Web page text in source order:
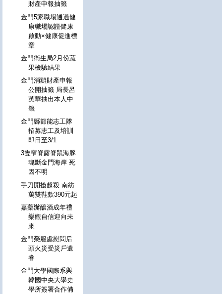
財產申報抽籤
金門5家職場通過健
康職場認證健康
啟動×健康促進標
章
金門衛生局2月份蔬
果檢驗結果
金門消辦財產申報
公開抽籤 局長呂
英華抽出本人中
籤
金門縣節能志工隊
招募志工及培訓
即日至3/1
3隻窄脊露脊鼠海豚
魂斷金門海岸 死
因不明
手刀開搶超殺 南紡
萬雙鞋款390元起
嘉藥辦釀酒成年禮
樂觀自信迎向未
來
金門榮服處慰問后
頭火災受災戶遺
眷
金門大學國際系與
韓國中央大學史
學所簽署合作備